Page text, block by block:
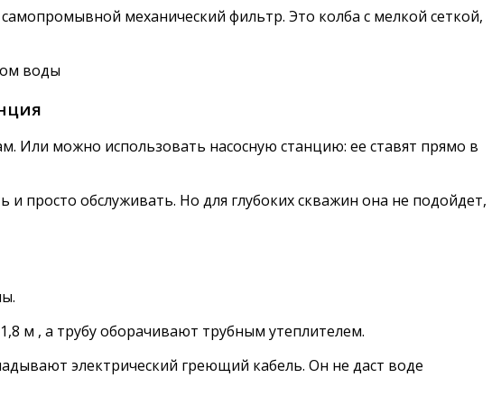
механический фильтр. Это колба с мелкой сеткой,
воды
Или можно использовать насосную станцию: ее ставят прямо в
и просто обслуживать. Но для глубоких скважин она не подойдет,
м , а трубу оборачивают трубным утеплителем.
электрический греющий кабель. Он не даст воде